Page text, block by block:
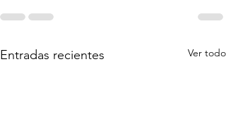
Entradas recientes Ver todo